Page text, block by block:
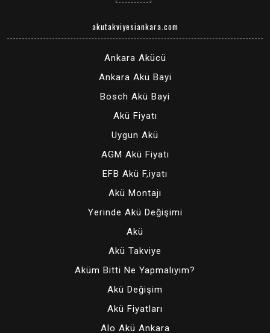
akutakviyesiankara.com
Ankara Akücü
Ankara Akü Bayi
Bosch Akü Bayi
Akü Fiyatı
Uygun Akü
AGM Akü Fiyatı
EFB Akü F,iyatı
Akü Montajı
Yerinde Akü Değişimi
Akü
Akü Takviye
Aküm Bitti Ne Yapmalıyım?
Akü Değişim
Akü Fiyatları
Alo Akü Ankara